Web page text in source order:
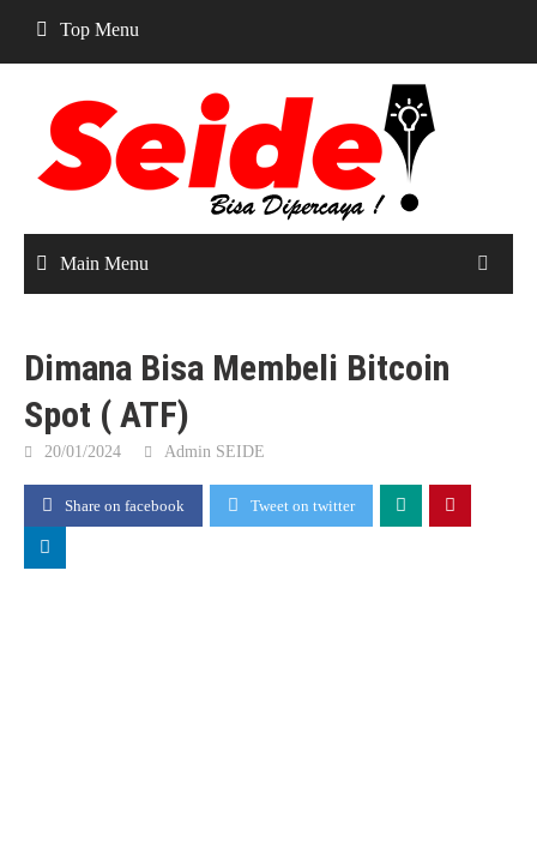
content
Top Menu
Main Menu
Dimana Bisa Membeli Bitcoin
Spot ( ATF)
20/01/2024 Admin SEIDE
Share on facebook Tweet on twitter